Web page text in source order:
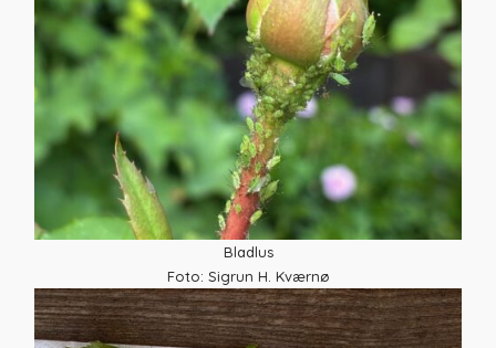
Bladlus
Foto: Sigrun H. Kværnø